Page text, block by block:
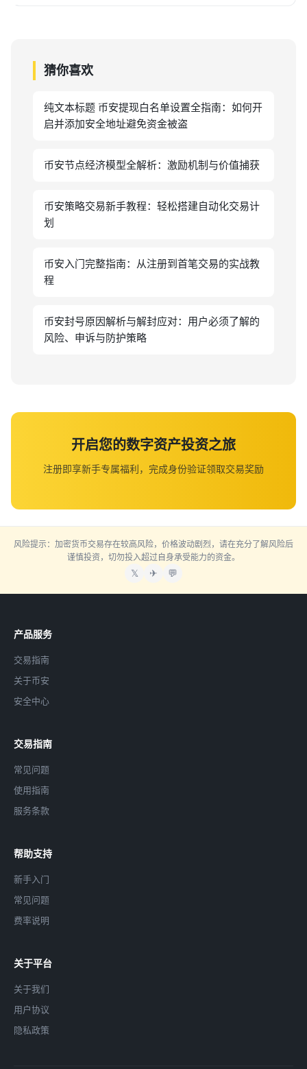
猜你喜欢
纯文本标题 币安提现白名单设置全指南：如何开
启并添加安全地址避免资金被盗
币安节点经济模型全解析：激励机制与价值捕获
币安策略交易新手教程：轻松搭建自动化交易计
划
币安入门完整指南：从注册到首笔交易的实战教
程
币安封号原因解析与解封应对：用户必须了解的
风险、申诉与防护策略
开启您的数字资产投资之旅
注册即享新手专属福利，完成身份验证领取交易奖励
风险提示：加密货币交易存在较高风险，价格波动剧烈，请在充分了解风险后
谨慎投资，切勿投入超过自身承受能力的资金。
𝕏 ✈ 💬
产品服务
交易指南
关于币安
安全中心
交易指南
常见问题
使用指南
服务条款
帮助支持
新手入门
常见问题
费率说明
关于平台
关于我们
用户协议
隐私政策